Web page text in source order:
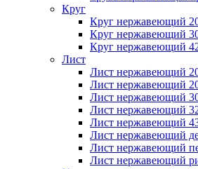
Круг
Круг нержавеющий
Круг нержавеющий
Круг нержавеющий
Лист
Лист нержавеющий
Лист нержавеющий
Лист нержавеющий
Лист нержавеющий
Лист нержавеющий
Лист нержавеющий
Лист нержавеющий
Лист нержавеющий